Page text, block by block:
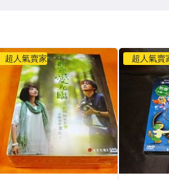
超人氣賣家 超人氣賣